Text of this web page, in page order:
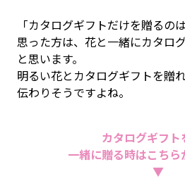
「カタログギフトだけを贈るの
思った方は、花と一緒にカタロ
と思います。
明るい花とカタログギフトを贈
伝わりそうですよね。
カタログギフト
一緒に贈る時はこちら
▼